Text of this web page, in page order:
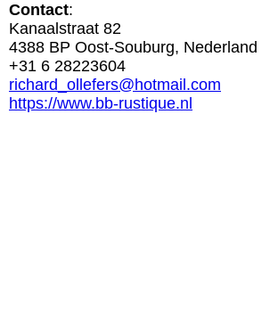
Contact:
Kanaalstraat 82
4388 BP Oost-Souburg, Nederland
+31 6 28223604
richard_ollefers@hotmail.com
https://www.bb-rustique.nl